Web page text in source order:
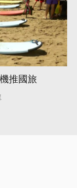
推國旅